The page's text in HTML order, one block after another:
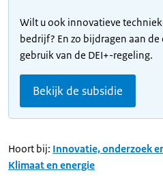
Wilt u ook innovatieve
bedrijf? En zo bijdragen aan
gebruik van de DEI+-regeling.
Bekijk de subsidie
Hoort bij: Innovatie, onderzoek
Klimaat en energie